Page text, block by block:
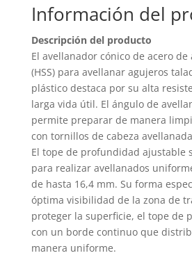
Información del
Descripción del producto
El avellanador cónico de acero de
(HSS) para avellanar agujeros
plástico destaca por su alta
larga vida útil. El ángulo de
permite preparar de manera
con tornillos de cabeza
El tope de profundidad ajustable
para realizar avellanados
de hasta 16,4 mm. Su forma
óptima visibilidad de la zona de
proteger la superficie, el tope de
con un borde continuo que
manera uniforme.